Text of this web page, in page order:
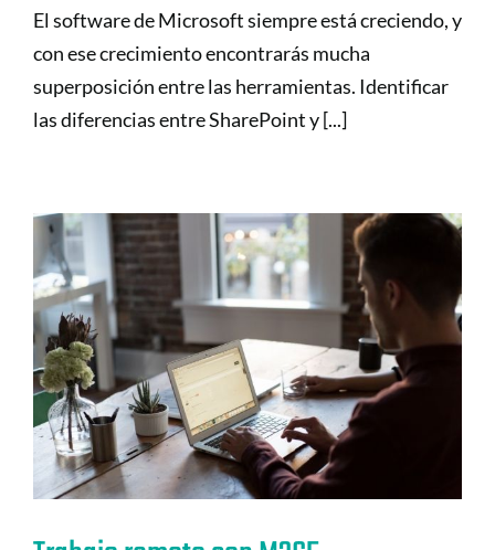
El software de Microsoft siempre está creciendo, y
con ese crecimiento encontrarás mucha
superposición entre las herramientas. Identificar
las diferencias entre SharePoint y [...]